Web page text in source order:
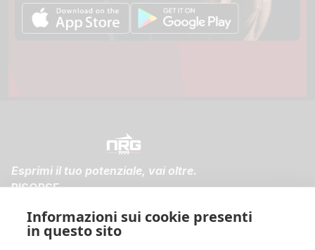
Esprimi il tuo potenziale, vai oltre.
RISORSE
Spedizioni e Resi
Diventa membro
Informazioni sui cookie presenti
in questo sito